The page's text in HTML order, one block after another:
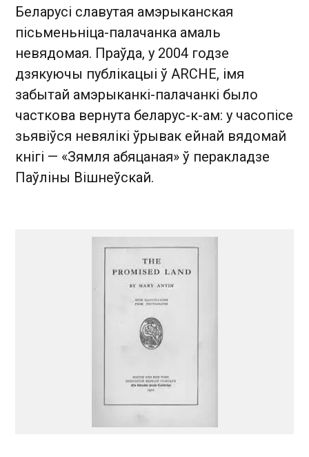
Беларусі славутая амэрыканская
пісьменьніца-палачанка амаль
невядомая. Праўда, у 2004 годзе
дзякуючы публікацыі ў ARCHE, імя
забытай амэрыканкі-палачанкі было
часткова вернута беларус-к-ам: у часопісе
зьявіўся невялікі ўрывак ейнай вядомай
кнігі — «Зямля абяцаная» ў перакладзе
Паўліны Вішнеўскай.